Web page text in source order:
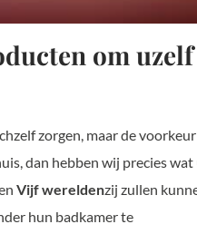
om uzelf
zorgen, maar de voorkeur
dan hebben wij precies wat
Vijf wereldenzij zullen
hun badkamer te